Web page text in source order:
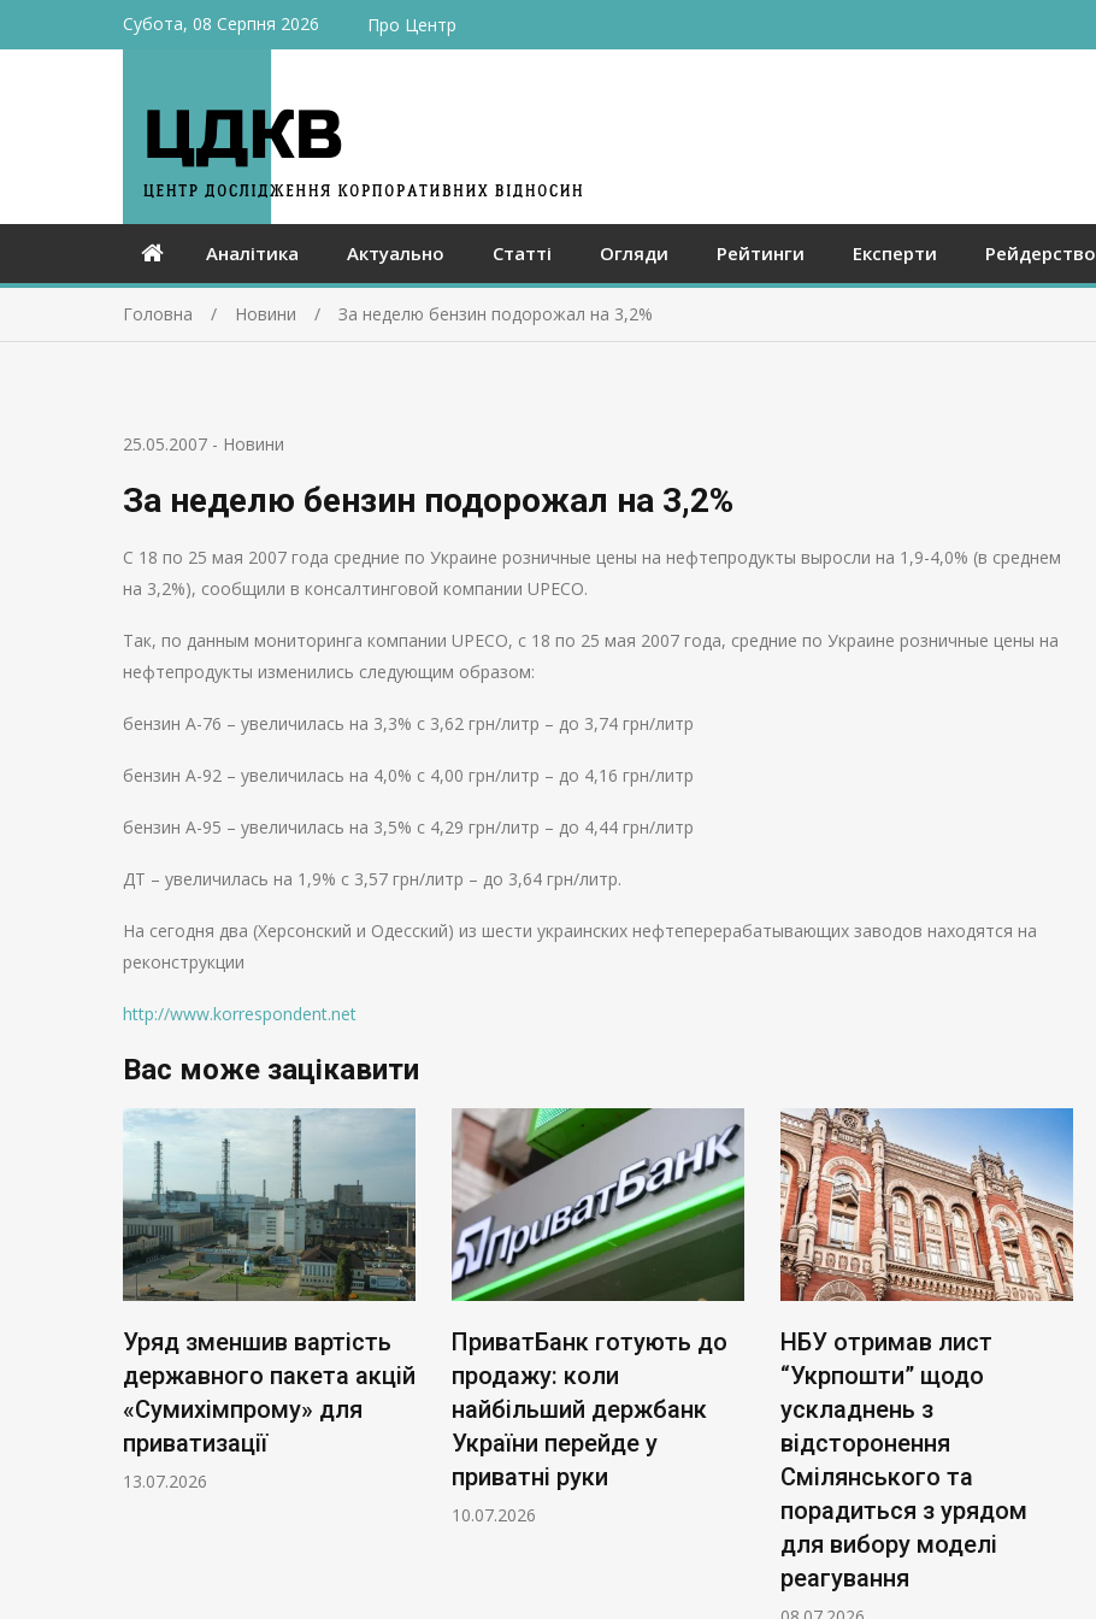
Субота, 08 Серпня 2026 Про Центр
Аналітика Актуально Статті Огляди Рейтинги Експерти Рейдерство
Головна Новини За неделю бензин подорожал на 3,2%
25.05.2007 - Новини
За неделю бензин подорожал на 3,2%
С 18 по 25 мая 2007 года средние по Украине розничные цены на нефтепродукты выросли на 1,9-4,0% (в среднем
на 3,2%), сообщили в консалтинговой компании UPECO.
Так, по данным мониторинга компании UPECO, с 18 по 25 мая 2007 года, средние по Украине розничные цены на
нефтепродукты изменились следующим образом:
бензин А-76 – увеличилась на 3,3% с 3,62 грн/литр – до 3,74 грн/литр
бензин А-92 – увеличилась на 4,0% с 4,00 грн/литр – до 4,16 грн/литр
бензин А-95 – увеличилась на 3,5% с 4,29 грн/литр – до 4,44 грн/литр
ДТ – увеличилась на 1,9% с 3,57 грн/литр – до 3,64 грн/литр.
На сегодня два (Херсонский и Одесский) из шести украинских нефтеперерабатывающих заводов находятся на
реконструкции
http://www.korrespondent.net
Вас може зацікавити
Уряд зменшив вартість
державного пакета акцій
«Сумихімпрому» для
приватизації
13.07.2026
ПриватБанк готують до
продажу: коли
найбільший держбанк
України перейде у
приватні руки
10.07.2026
НБУ отримав лист
“Укрпошти” щодо
ускладнень з
відсторонення
Смілянського та
порадиться з урядом
для вибору моделі
реагування